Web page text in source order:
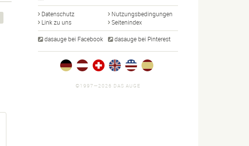
Datenschutz
Nutzungsbedingungen
Link zu uns
Seitenindex
dasauge bei Facebook dasauge bei Pinterest
©1997—2026 DAS AUGE